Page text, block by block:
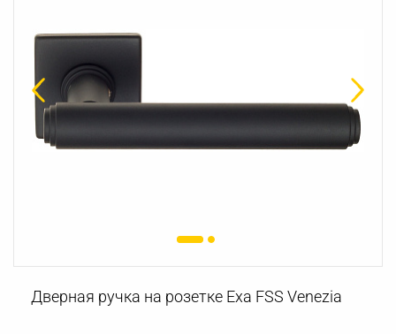
Дверная ручка на розетке Exa FSS Venezia